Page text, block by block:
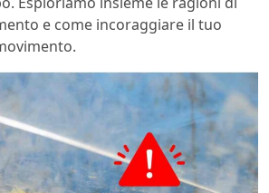
e come incoraggiare il tuo